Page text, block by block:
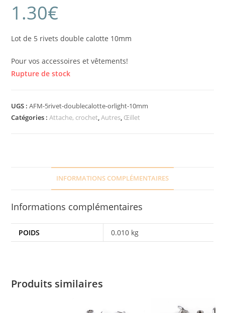
1.30€
Lot de 5 rivets double calotte 10mm
Pour vos accessoires et vêtements!
Rupture de stock
UGS :AFM-5rivet-doublecalotte-orlight-10mm
Catégories :Attache, crochet,Autres, Œillet
INFORMATIONS COMPLÉMENTAIRES
Informations complémentaires
POIDS 0.010 kg
Produits similaires